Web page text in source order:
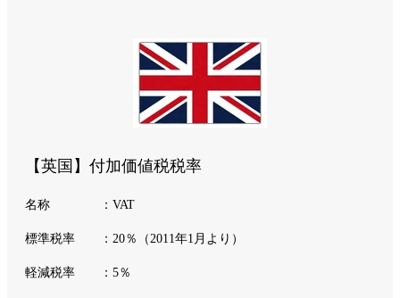
【英国】付加価値税税率
名称 ：VAT
標準税率 ：20％（2011年1月より）
軽減税率 ：5％